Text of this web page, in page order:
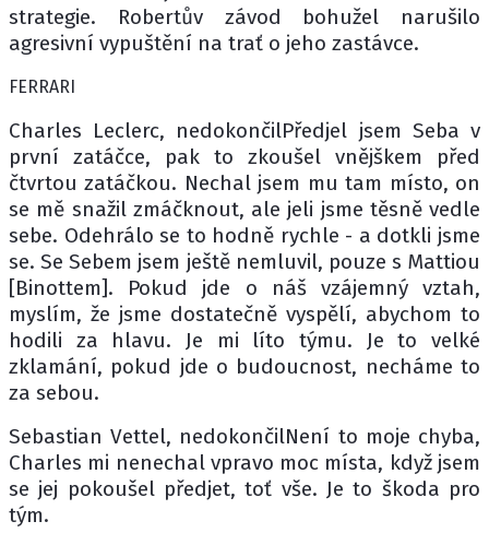
strategie. Robertův závod bohužel narušilo
agresivní vypuštění na trať o jeho zastávce.
FERRARI
Charles Leclerc, nedokončilPředjel jsem Seba v
první zatáčce, pak to zkoušel vnějškem před
čtvrtou zatáčkou. Nechal jsem mu tam místo, on
se mě snažil zmáčknout, ale jeli jsme těsně vedle
sebe. Odehrálo se to hodně rychle - a dotkli jsme
se. Se Sebem jsem ještě nemluvil, pouze s Mattiou
[Binottem]. Pokud jde o náš vzájemný vztah,
myslím, že jsme dostatečně vyspělí, abychom to
hodili za hlavu. Je mi líto týmu. Je to velké
zklamání, pokud jde o budoucnost, necháme to
za sebou.
Sebastian Vettel, nedokončilNení to moje chyba,
Charles mi nenechal vpravo moc místa, když jsem
se jej pokoušel předjet, toť vše. Je to škoda pro
tým.